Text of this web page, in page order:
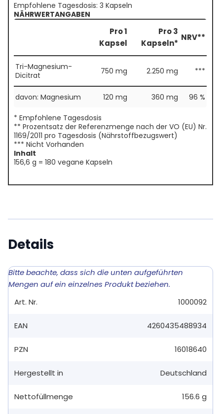
Empfohlene Tagesdosis: 3 Kapseln
NÄHRWERTANGABEN
Pro 1
Kapsel
Pro 3
Kapseln*
NRV**
Tri-Magnesium-
Dicitrat
750 mg 2.250 mg ***
davon: Magnesium 120 mg 360 mg 96 %
* Empfohlene Tagesdosis
** Prozentsatz der Referenzmenge nach der VO (EU) Nr.
1169/2011 pro Tagesdosis (Nährstoffbezugswert)
*** Nicht Vorhanden
Inhalt
156,6 g = 180 vegane Kapseln
Details
Bitte beachte, dass sich die unten aufgeführten
Mengen auf ein einzelnes Produkt beziehen.
Art. Nr.
1000092
EAN 4260435488934
PZN 16018640
Hergestellt in Deutschland
Nettofüllmenge 156.6 g